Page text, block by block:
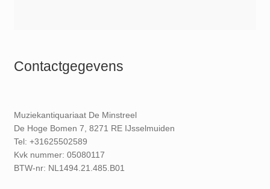
Contactgegevens
Muziekantiquariaat De Minstreel
De Hoge Bomen 7, 8271 RE IJsselmuiden
Tel: +31625502589
Kvk nummer: 05080117
BTW-nr: NL1494.21.485.B01